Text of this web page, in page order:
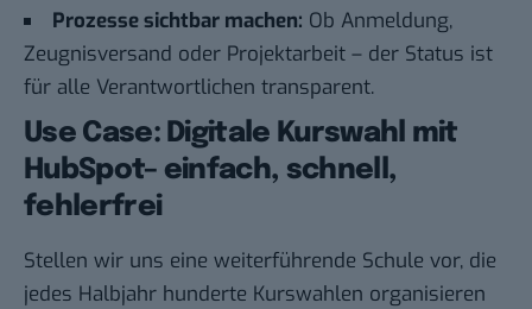
Prozesse sichtbar machen: Ob Anmeldung,
Zeugnisversand oder Projektarbeit – der Status ist
für alle Verantwortlichen transparent.
Use Case: Digitale Kurswahl mit
HubSpot– einfach, schnell,
fehlerfrei
Stellen wir uns eine weiterführende Schule vor, die
jedes Halbjahr hunderte Kurswahlen organisieren